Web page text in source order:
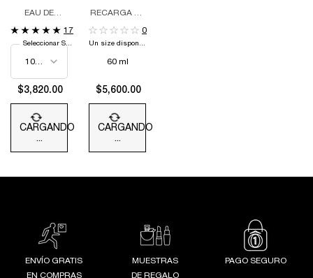
EAU DE
17
Seleccionar Size
$3,820.00
CARGANDO
...
CREAM -
RECARGA DE
DÍA Y DE
NOCHE,
0
60 ml
$5,600.00
CARGANDO
...
ENVÍO GRATIS
EN COMPRAS
MUESTRAS
DE REGALO
PAGO SEGURO